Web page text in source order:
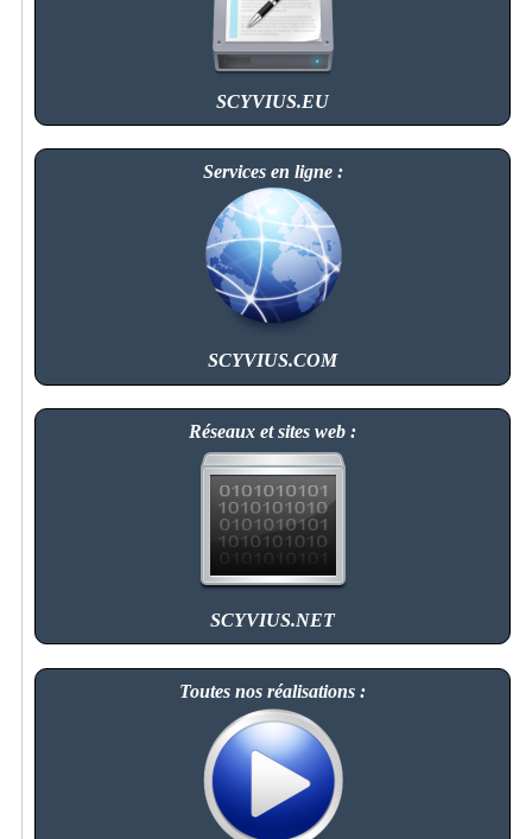
SCYVIUS.EU
Services en ligne :
SCYVIUS.COM
Réseaux et sites web :
SCYVIUS.NET
Toutes nos réalisations :